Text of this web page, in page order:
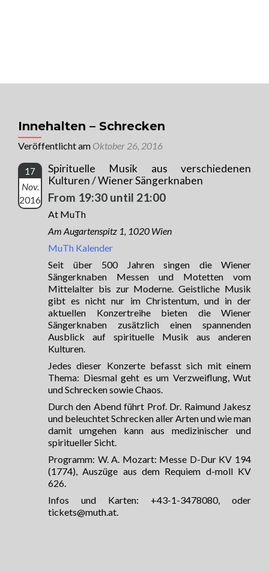
Innehalten – Schrecken
Veröffentlicht am Oktober 26, 2016
17
Nov.
2016
Spirituelle Musik aus verschiedenen
Kulturen / Wiener Sängerknaben
From 19:30 until 21:00
At MuTh
Am Augartenspitz 1, 1020 Wien
MuTh Kalender
Seit über 500 Jahren singen die Wiener
Sängerknaben Messen und Motetten vom
Mittelalter bis zur Moderne. Geistliche Musik
gibt es nicht nur im Christentum, und in der
aktuellen Konzertreihe bieten die Wiener
Sängerknaben zusätzlich einen spannenden
Ausblick auf spirituelle Musik aus anderen
Kulturen.
Jedes dieser Konzerte befasst sich mit einem
Thema: Diesmal geht es um Verzweiflung, Wut
und Schrecken sowie Chaos.
Durch den Abend führt Prof. Dr. Raimund Jakesz
und beleuchtet Schrecken aller Arten und wie man
damit umgehen kann aus medizinischer und
spiritueller Sicht.
Programm: W. A. Mozart: Messe D-Dur KV 194
(1774), Auszüge aus dem Requiem d-moll KV
626.
Infos und Karten: +43-1-3478080, oder
tickets@muth.at.